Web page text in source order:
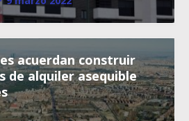
acuerdan construir
de alquiler asequible